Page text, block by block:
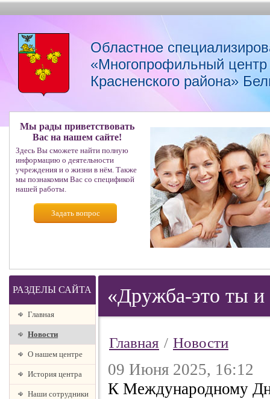
Областное
«Многопрофильный
Красненского района»
Мы рады приветствовать
Вас на нашем сайте!
Здесь Вы сможете найти полную
информацию о деятельности
учреждения и о жизни в нём. Также
мы познакомим Вас со спецификой
нашей работы.
Задать вопрос
РАЗДЕЛЫ САЙТА
Главная
Новости
О нашем центре
История центра
Наши сотрудники
«Дружба-это ты и
Главная / Новости
09 Июня 2025, 16:12
К Международному